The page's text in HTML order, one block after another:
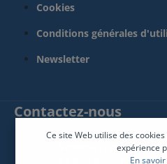
Cookies
Conditions générales
Newsletter
Contactez-nous
SPHINX France
Ce site Web utilise des
expérience
En